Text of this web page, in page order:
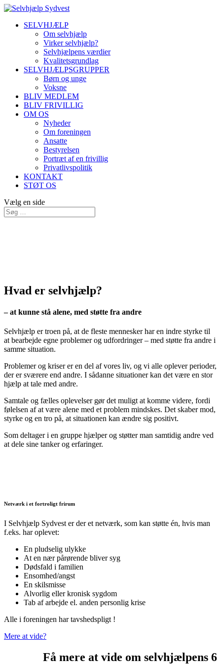
SELVHJÆLP
Om selvhjælp
Virker selvhjælp?
Selvhjælpens værdier
Kvalitetsgrundlag
SELVHJÆLPSGRUPPER
Børn og unge
Voksne
BLIV MEDLEM
BLIV FRIVILLIG
OM OS
Nyheder
Om foreningen
Ansatte
Bestyrelsen
Portræt af en frivillig
Privatlivspolitik
KONTAKT
STØT OS
Vælg en side
Hvad er selvhjælp?
– at kunne stå alene, med støtte fra andre
Selvhjælp er troen på, at de fleste mennesker har en indre styrke til
at bearbejde egne problemer og udfordringer – med støtte fra andre i
samme situation.
Problemer og kriser er en del af vores liv, og vi alle oplever perioder,
der er sværere end andre. I sådanne situationer kan det være en stor
hjælp at tale med andre.
Samtale og fælles oplevelser gør det muligt at komme videre, fordi
følelsen af at være alene med et problem mindskes. Det skaber mod,
styrke og en tro på, at situationen kan ændre sig positivt.
Som deltager i en gruppe hjælper og støtter man samtidig andre ved
at dele sine tanker og erfaringer.
Netværk i et fortroligt frirum
I Selvhjælp Sydvest er der et netværk, som kan støtte én, hvis man
f.eks. har oplevet:
En pludselig ulykke
At en nær pårørende bliver syg
Dødsfald i familien
Ensomhed/angst
En skilsmisse
Alvorlig eller kronisk sygdom
Tab af arbejde el. anden personlig krise
Alle i foreningen har tavshedspligt !
Mere at vide?
Få mere at vide om selvhjælpens 6